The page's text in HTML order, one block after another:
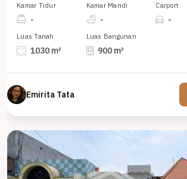
Kamar Tidur
-
Kamar Mandi
-
Carport
-
Luas Tanah
1030 m²
Luas Bangunan
900 m²
Emirita Tata